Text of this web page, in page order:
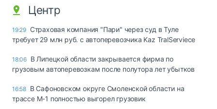
Центр
19:29 Страховая компания "Пари" через суд в Туле
требует 29 млн руб. с автоперевозчика Kaz TralServiece
18:06 В Липецкой области закрывается фирма по
грузовым автоперевозкам после полутора лет убытков
16:58 В Сафоновском округе Смоленской области на
трассе М-1 полностью выгорел грузовик